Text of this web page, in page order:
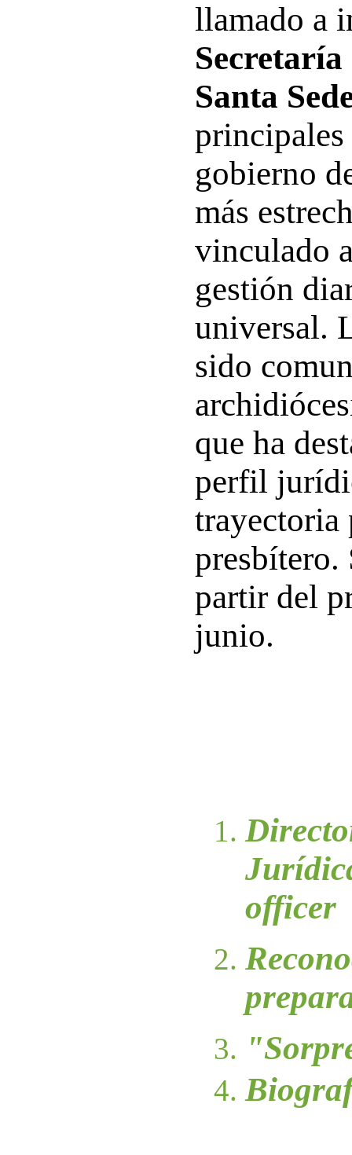
llamado a
Secretaría
Santa
principales
gobierno
más
vinculado
gestión
universal.
sido
que ha
perfil
trayectoria
presbítero.
partir del
junio.
officer